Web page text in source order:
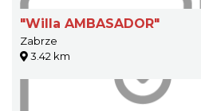
"Willa AMBASADOR"
Zabrze
3.42 km